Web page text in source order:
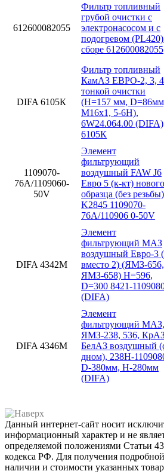
612600082055
Фильтр топливный
грубой очистки с
электронасосом и с
подогревом
сборе 612600082055
DIFA 6105К
Фильтр топливный
КамАЗ ЕВРО-2, 3, 4
тонкой очистки
(H=157 мм,
M16x1, 5-6H),
6W24.064.00 (DIFA)
6105К
1109070-
76А/1109060-
50V
Элемент
фильтрующий
воздушный FAW J6
Евро 5 (к-кт) нового
образца (без
K2845 1109070-
76А/110906 0-50V
DIFA 4342М
Элемент
фильтрующий МАЗ
воздушный Евро-3
вместо 2) (ЯМЗ-656,
ЯМЗ-658) H=596,
D=300 8421-
(DIFA)
DIFA 4346М
Элемент
фильтрующий МАЗ,
ЯМЗ-238, 536,
БелАЗ воздушный
дном), 238Н-
D-380мм, H-280мм
(DIFA)
Данный интернет-сайт носит
информационный характер и не
определяемой положениями Статьи
кодекса РФ. Для получения
наличии и стоимости указанных